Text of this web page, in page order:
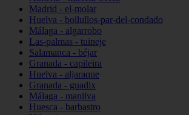
Madrid - el-molar
Huelva - bollullos-par-del-condado
Málaga - algarrobo
Las-palmas - tuineje
Salamanca - béjar
Granada - capileira
Huelva - aljaraque
Granada - guadix
Málaga - manilva
Huesca - barbastro